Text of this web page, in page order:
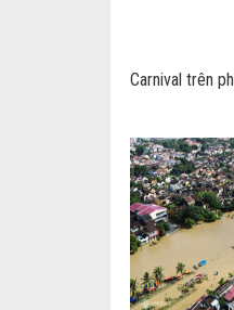
Carnival trên